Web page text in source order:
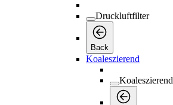
Druckluftfilter
Back
Koaleszierend
Koaleszierend